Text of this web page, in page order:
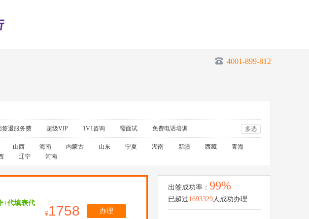
4001-899-812
签退服务费 超级VIP 1V1咨询 需面试 免费电话培训 多选
山西 海南 内蒙古 山东 宁夏 湖南 新疆 西藏
青海
辽宁 河南
+代填表代
1758 办理
出签成功率： 99%
已超过1693329人成功办理